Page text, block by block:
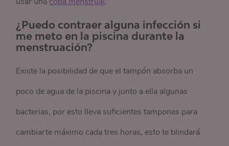
¿Puedo contraer alguna infección si
me meto en la piscina durante la
menstruación?
Existe la posibilidad de que el tampón absorba un
poco de agua de la piscina y junto a ella algunas
bacterias, por esto lleva suficientes tampones para
cambiarte máximo cada tres horas, esto te blindará